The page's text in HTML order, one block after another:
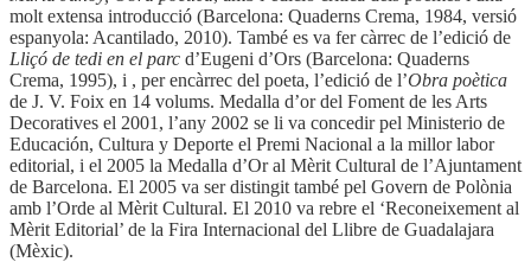
molt extensa introducció (Barcelona: Quaderns Crema, 1984, versió
espanyola: Acantilado, 2010). També es va fer càrrec de l’edició de
Lliçó de tedi en el parc d’Eugeni d’Ors (Barcelona: Quaderns
Crema, 1995), i , per encàrrec del poeta, l’edició de l’Obra poètica
de J. V. Foix en 14 volums. Medalla d’or del Foment de les Arts
Decoratives el 2001, l’any 2002 se li va concedir pel Ministerio de
Educación, Cultura y Deporte el Premi Nacional a la millor labor
editorial, i el 2005 la Medalla d’Or al Mèrit Cultural de l’Ajuntament
de Barcelona. El 2005 va ser distingit també pel Govern de Polònia
amb l’Orde al Mèrit Cultural. El 2010 va rebre el ‘Reconeixement al
Mèrit Editorial’ de la Fira Internacional del Llibre de Guadalajara
(Mèxic).